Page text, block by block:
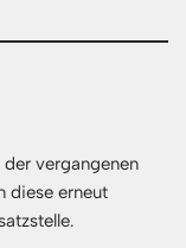
vergangenen
diese erneut